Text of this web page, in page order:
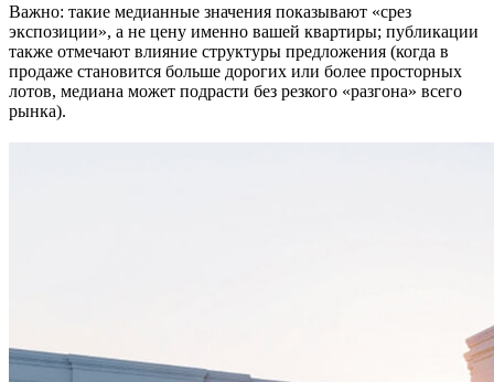
Важно: такие медианные значения показывают «срез
экспозиции», а не цену именно вашей квартиры; публикации
также отмечают влияние структуры предложения (когда в
продаже становится больше дорогих или более просторных
лотов, медиана может подрасти без резкого «разгона» всего
рынка).